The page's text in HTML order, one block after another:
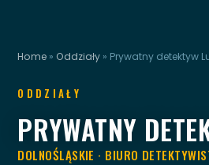
Home » Oddziały » Prywatny detektyw
ODDZIAŁY
PRYWATNY
DOLNOŚLĄSKIE · BIURO